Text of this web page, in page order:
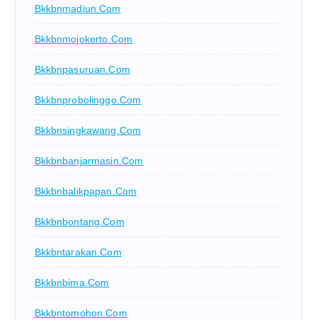
Bkkbnmadiun.com
Bkkbnmojokerto.com
Bkkbnpasuruan.com
Bkkbnprobolinggo.com
Bkkbnsingkawang.com
Bkkbnbanjarmasin.com
Bkkbnbalikpapan.com
Bkkbnbontang.com
Bkkbntarakan.com
Bkkbnbima.com
Bkkbntomohon.com